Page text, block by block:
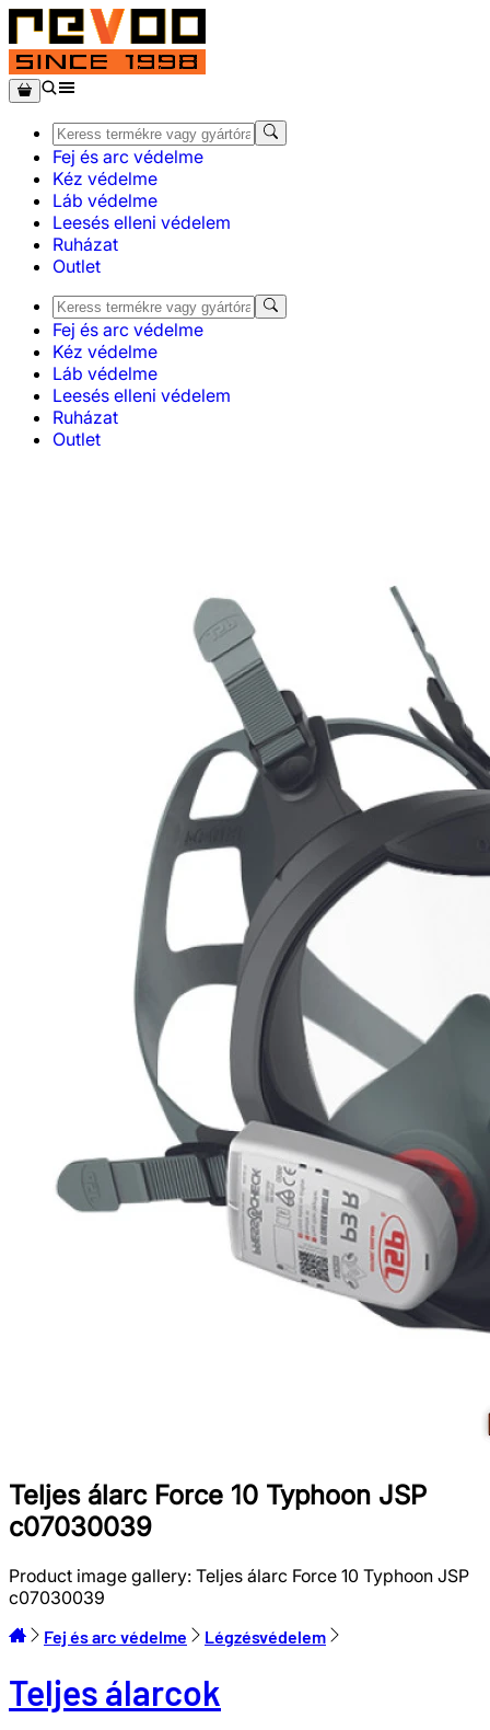
Fej és arc védelme
Kéz védelme
Láb védelme
Leesés elleni védelem
Ruházat
Outlet
Fej és arc védelme
Kéz védelme
Láb védelme
Leesés elleni védelem
Ruházat
Outlet
Teljes álarc Force 10 Typhoon JSP
c07030039
Product image gallery: Teljes álarc Force 10 Typhoon JSP
c07030039
Fej és arc védelme Légzésvédelem
Teljes álarcok